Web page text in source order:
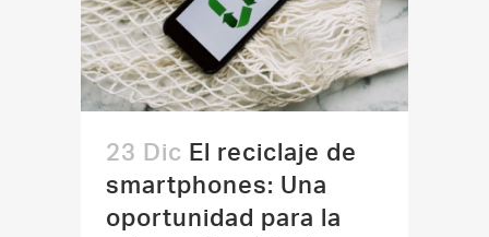
23 Dic El reciclaje de
smartphones: Una
oportunidad para la